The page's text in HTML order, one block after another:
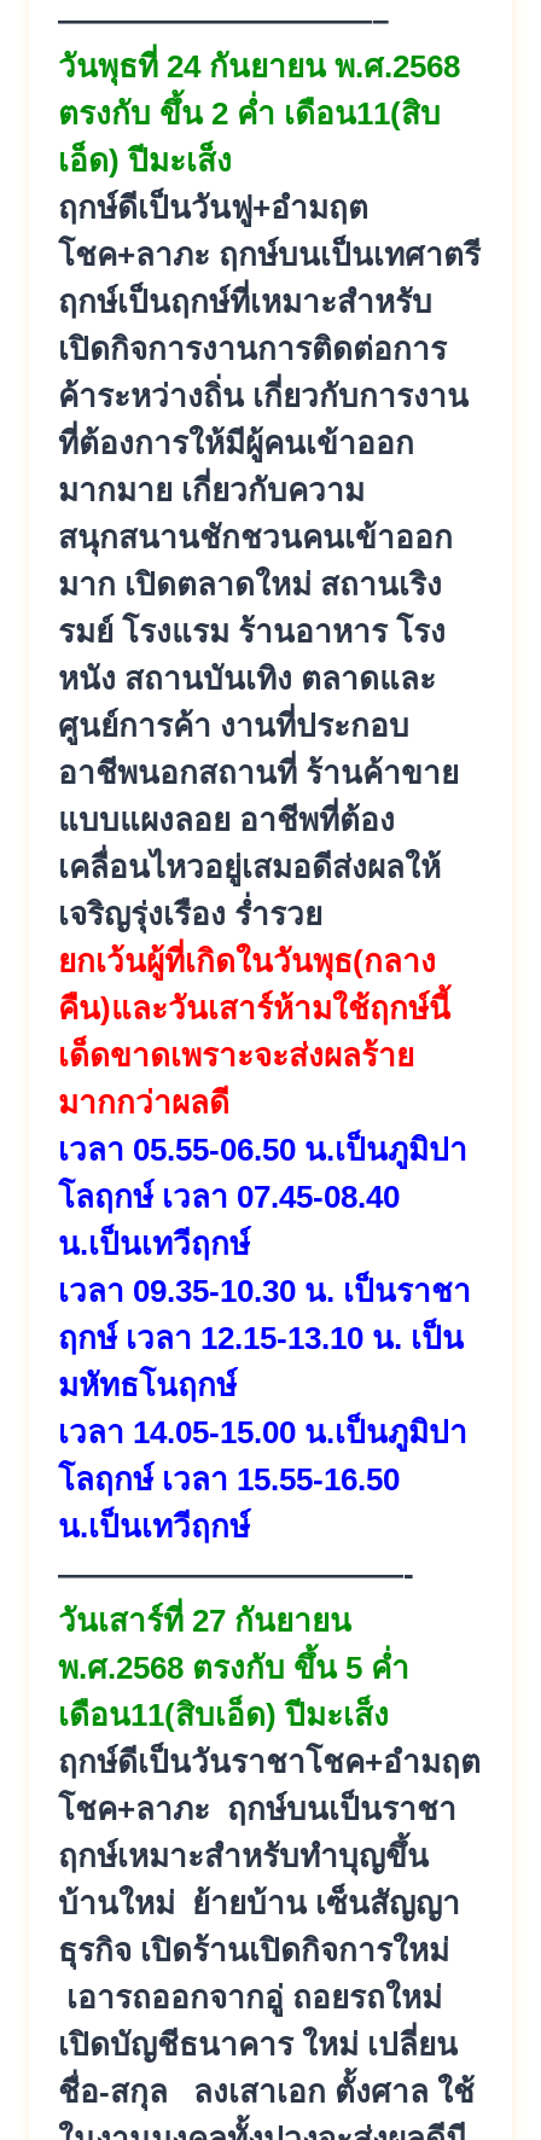
——————————–
วันพุธที่ 24 กันยายน พ.ศ.2568
ตรงกับ ขึ้น 2 ค่ำ เดือน11(สิบ
เอ็ด) ปีมะเส็ง
ฤกษ์ดีเป็นวันฟู+อำมฤต
โชค+ลาภะ ฤกษ์บนเป็นเทศาตรี
ฤกษ์เป็นฤกษ์ที่เหมาะสำหรับ
เปิดกิจการงานการติดต่อการ
ค้าระหว่างถิ่น เกี่ยวกับการงาน
ที่ต้องการให้มีผู้คนเข้าออก
มากมาย เกี่ยวกับความ
สนุกสนานชักชวนคนเข้าออก
มาก เปิดตลาดใหม่ สถานเริง
รมย์ โรงแรม ร้านอาหาร โรง
หนัง สถานบันเทิง ตลาดและ
ศูนย์การค้า งานที่ประกอบ
อาชีพนอกสถานที่ ร้านค้าขาย
แบบแผงลอย อาชีพที่ต้อง
เคลื่อนไหวอยู่เสมอดีส่งผลให้
เจริญรุ่งเรือง ร่ำรวย
ยกเว้นผู้ที่เกิดในวันพุธ(กลาง
คืน)และวันเสาร์ห้ามใช้ฤกษ์นี้
เด็ดขาดเพราะจะส่งผลร้าย
มากกว่าผลดี
เวลา 05.55-06.50 น.เป็นภูมิปา
โลฤกษ์ เวลา 07.45-08.40
น.เป็นเทวีฤกษ์
เวลา 09.35-10.30 น. เป็นราชา
ฤกษ์ เวลา 12.15-13.10 น. เป็น
มหัทธโนฤกษ์
เวลา 14.05-15.00 น.เป็นภูมิปา
โลฤกษ์ เวลา 15.55-16.50
น.เป็นเทวีฤกษ์
———————————-
วันเสาร์ที่ 27 กันยายน
พ.ศ.2568 ตรงกับ ขึ้น 5 ค่ำ
เดือน11(สิบเอ็ด) ปีมะเส็ง
ฤกษ์ดีเป็นวันราชาโชค+อำมฤต
โชค+ลาภะ ฤกษ์บนเป็นราชา
ฤกษ์เหมาะสำหรับทำบุญขึ้น
บ้านใหม่ ย้ายบ้าน เซ็นสัญญา
ธุรกิจ เปิดร้านเปิดกิจการใหม่
เอารถออกจากอู่ ถอยรถใหม่
เปิดบัญชีธนาคาร ใหม่ เปลี่ยน
ชื่อ-สกุล ลงเสาเอก ตั้งศาล ใช้